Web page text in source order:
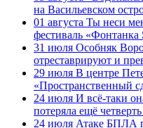
на Васильевском
01 августа Ты неси
фестиваль «Фонтанка
31 июля Особняк
отреставрируют и
29 июля В центре
«Пространственный
24 июля И всё-таки
потеряла ещё
24 июля Атаке БПЛА